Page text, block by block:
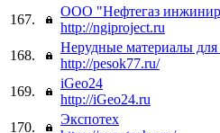
167.
ООО "Нефтегаз
http://ngiproject.ru
168.
Нерудные материалы для
http://pesok77.ru/
169.
iGeo24
http://iGeo24.ru
170.
Экспотех